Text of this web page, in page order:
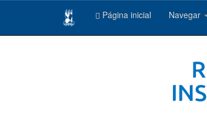
Página inicial Navegar